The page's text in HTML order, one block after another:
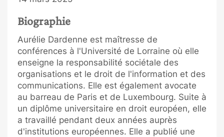
Biographie
Aurélie Dardenne est maîtresse de
conférences à l'Université de Lorraine où elle
enseigne la responsabilité sociétale des
organisations et le droit de l'information et des
communications. Elle est également avocate
au barreau de Paris et de Luxembourg. Suite à
un diplôme universitaire en droit européen, elle
a travaillé pendant deux années auprès
d'institutions européennes. Elle a publié une